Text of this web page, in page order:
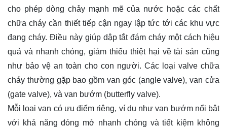
cho phép dòng chảy mạnh mẽ của nước hoặc các chất
chữa cháy cần thiết tiếp cận ngay lập tức tới các khu vực
đang cháy. Điều này giúp dập tắt đám cháy một cách hiệu
quả và nhanh chóng, giảm thiểu thiệt hại về tài sản cũng
như bảo vệ an toàn cho con người. Các loại valve chữa
cháy thường gặp bao gồm van góc (angle valve), van cửa
(gate valve), và van bướm (butterfly valve).
Mỗi loại van có ưu điểm riêng, ví dụ như van bướm nổi bật
với khả năng đóng mở nhanh chóng và tiết kiệm không